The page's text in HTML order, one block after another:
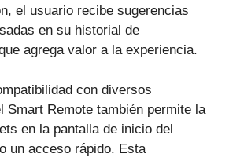
el usuario recibe sugerencias
en su historial de
agrega valor a la experiencia.
con diversos
Smart Remote también permite la
en la pantalla de inicio del
un acceso rápido. Esta